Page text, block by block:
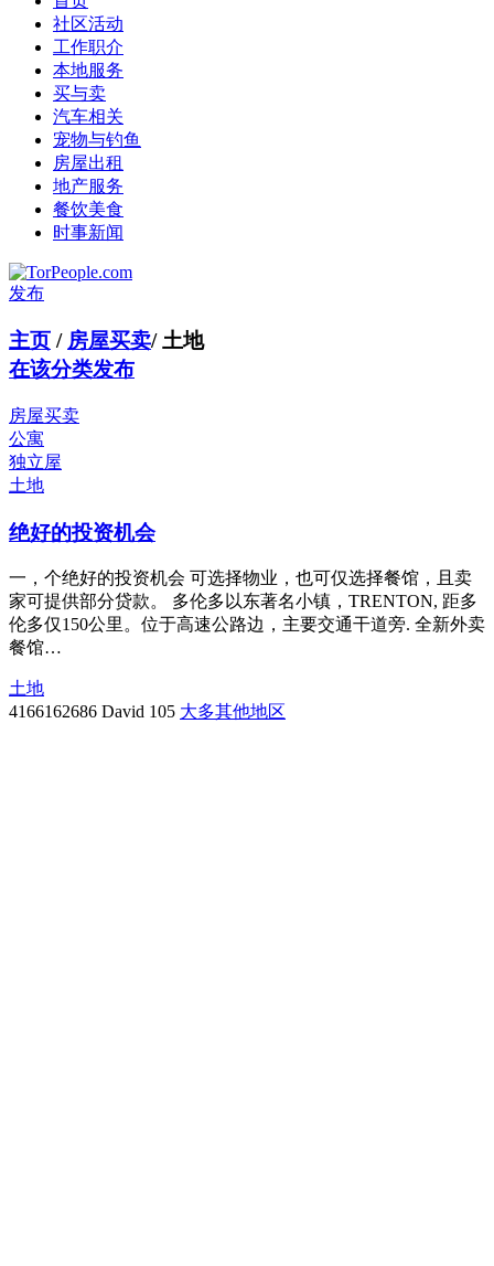
社区活动
工作职介
本地服务
买与卖
汽车相关
宠物与钓鱼
房屋出租
地产服务
餐饮美食
时事新闻
发布
主页 / 房屋买卖/ 土地
在该分类发布
房屋买卖
公寓
独立屋
土地
绝好的投资机会
一，个绝好的投资机会 可选择物业，也可仅选择餐馆，且卖
家可提供部分贷款。 多伦多以东著名小镇，TRENTON, 距多
伦多仅150公里。位于高速公路边，主要交通干道旁. 全新外卖
餐馆…
土地
4166162686 David 105 大多其他地区